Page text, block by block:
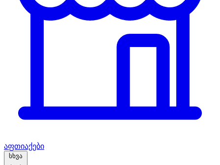
აფთიაქები
სხვა